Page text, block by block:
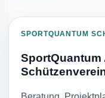
SPORTQUANTUM
SportQuantum